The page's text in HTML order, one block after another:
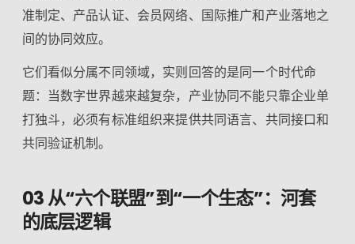
准制定、产品认证、会员网络、国际推广和产业落地之
间的协同效应。
它们看似分属不同领域，实则回答的是同一个时代命
题：当数字世界越来越复杂，产业协同不能只靠企业单
打独斗，必须有标准组织来提供共同语言、共同接口和
共同验证机制。
03 从“六个联盟”到“一个生态”：河套
的底层逻辑